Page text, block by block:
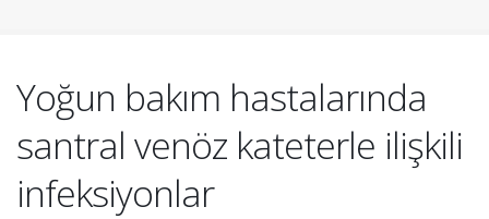
Yoğun bakım hastalarında
santral venöz kateterle ilişkili
infeksiyonlar